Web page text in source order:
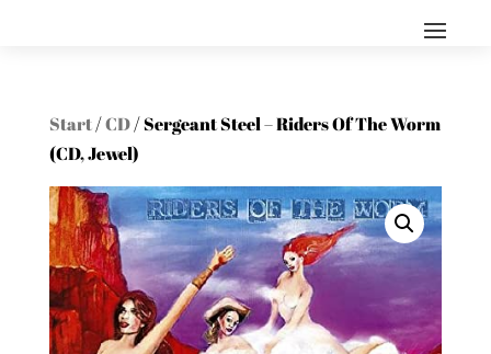
Start/CD/ Sergeant Steel – Riders Of The Worm
(CD, Jewel)